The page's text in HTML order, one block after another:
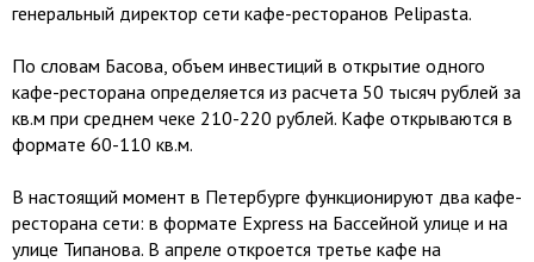
генеральный директор сети кафе-ресторанов Pelipasta.
По словам Басова, объем инвестиций в открытие одного
кафе-ресторана определяется из расчета 50 тысяч рублей за
кв.м при среднем чеке 210-220 рублей. Кафе открываются в
формате 60-110 кв.м.
В настоящий момент в Петербурге функционируют два кафе-
ресторана сети: в формате Express на Бассейной улице и на
улице Типанова. В апреле откроется третье кафе на